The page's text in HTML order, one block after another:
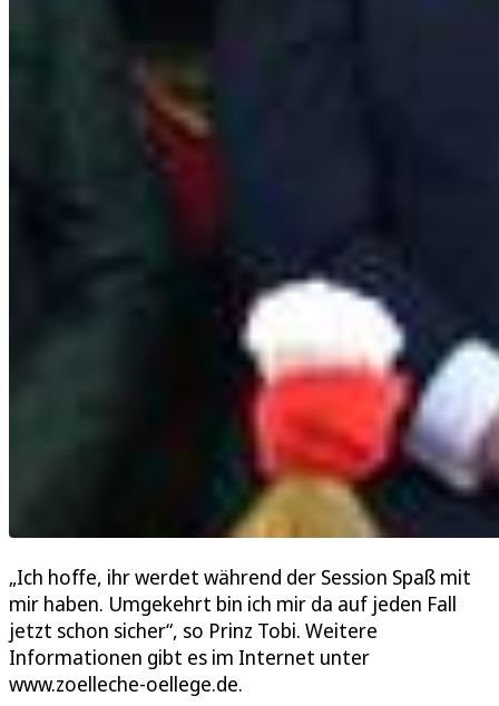
„Ich hoffe, ihr werdet während der Session Spaß mit
mir haben. Umgekehrt bin ich mir da auf jeden Fall
jetzt schon sicher“, so Prinz Tobi. Weitere
Informationen gibt es im Internet unter
www.zoelleche-oellege.de.